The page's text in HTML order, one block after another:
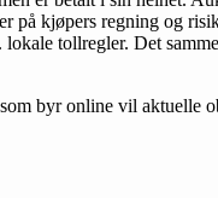
på kjøpers regning og
tollregler. Det
byr online vil aktuelle